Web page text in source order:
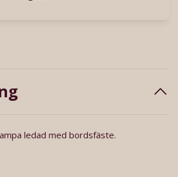
ledad med bordsfäste.